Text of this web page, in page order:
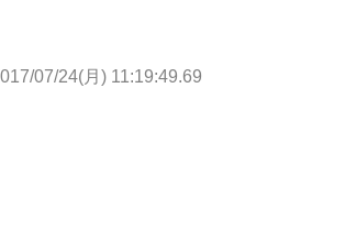
07/24(月) 11:19:49.69